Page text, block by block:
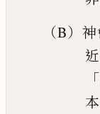
（B）
「